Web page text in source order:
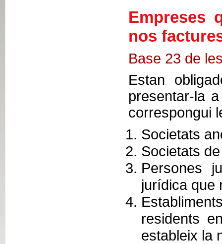
Empreses
nos
Base 23 de
Estan
presentar-la
correspongui
Societats
Societats
Persones
jurídica que
residents
estableix la